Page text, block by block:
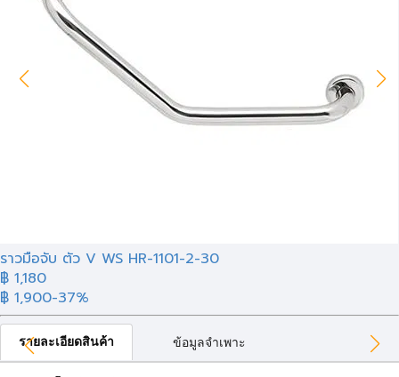
ราวมือจับ ตัว V WS HR-1101-2-30
฿ 1,180
฿ 1,900-37%
รายละเอียดสินค้า ข้อมูลจำเพาะ